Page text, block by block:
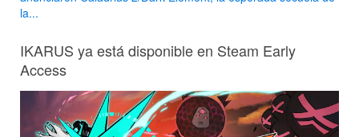
la...
IKARUS ya está disponible en Steam Early
Access